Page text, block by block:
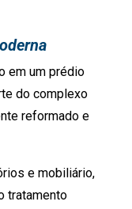
em um prédio
do complexo
reformado e
e mobiliário,
tratamento